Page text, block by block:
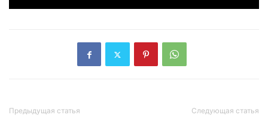
Предыдущая статья Следующая статья